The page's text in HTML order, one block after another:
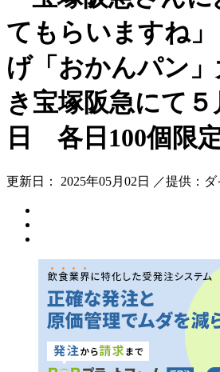
てもらいますね
げ「おかんパン
き宝塚阪急にて５
日 各日100個限
更新日： 2025年05月02日 ／提供：ダ